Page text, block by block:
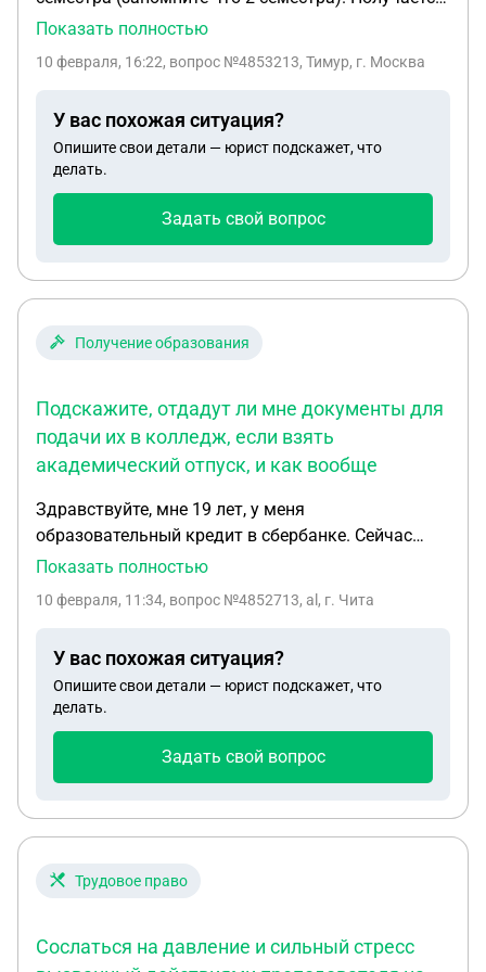
я буду учиться 4,5 года, а не 5 лет. Бакалавриат и
чтобы обучение не увеличилось больше чем на 1
университете откуда я переводился срок обучения
был до 2028. А в новом университете до 2030. Я
получу отсрочку? Я перевёлся из ВолГУ в ВолГАУ
обучаюсь очно на специалитете, это моё первое
один год
Показать полностью
10 февраля, 16:22, вопрос №4853213, Тимур, г. Москва
У вас похожая ситуация?
Опишите свои детали — юрист подскажет, что
делать.
Задать свой вопрос
Получение образования
Подскажите, отдадут ли мне документы для
подачи их в колледж, если взять
академический отпуск, и как вообще
Здравствуйте, мне 19 лет, у меня
образовательный кредит в сбербанке. Сейчас
обучаюсь в вузе на 2-ом курсе, заочное платное
заведение, конкретно колледж, на другую
августе этого года, так как свободных мест в
колледже сейчас нет. Подскажите, отдадут ли мне
документы для подачи их в колледж, если взять
поступить, как подать документы в колледж и
условия по кредиту?
Показать полностью
10 февраля, 11:34, вопрос №4852713, al, г. Чита
У вас похожая ситуация?
Опишите свои детали — юрист подскажет, что
делать.
Задать свой вопрос
Трудовое право
Сослаться на давление и сильный стресс